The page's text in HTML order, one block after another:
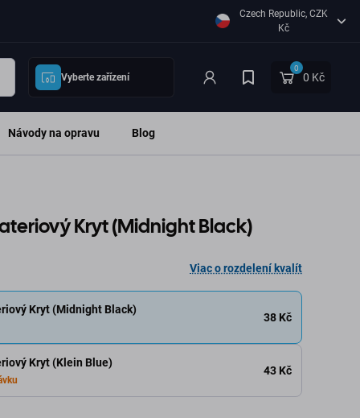
Czech Republic, CZK
Kč
Vyberte zařízení
0
0 Kč
Návody na opravu Blog
Kryt (Midnight Black)
Viac o rozdelení kvalít
Kryt (Klein Blue)
43 Kč
Kryt (Midnight Black)
38 Kč